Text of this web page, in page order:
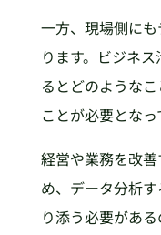
一方、現場側に
ります。ビジネ
るとどのような
ことが必要となっ
経営や業務を改
め、データ分析
り添う必要がある